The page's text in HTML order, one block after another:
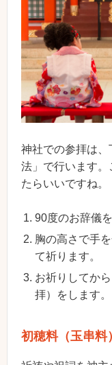
神社での参拝は
法」で行います
たらいいですね。
90度のお辞儀
胸の高さで手
て祈ります。
お祈りしてか
拝）をします。
初穂料（玉串料